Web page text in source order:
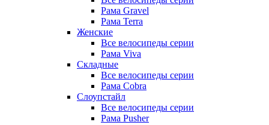
Рама Gravel
Рама Terra
Женские
Все велосипеды серии
Рама Viva
Складные
Все велосипеды серии
Рама Cobra
Слоупстайл
Все велосипеды серии
Рама Pusher